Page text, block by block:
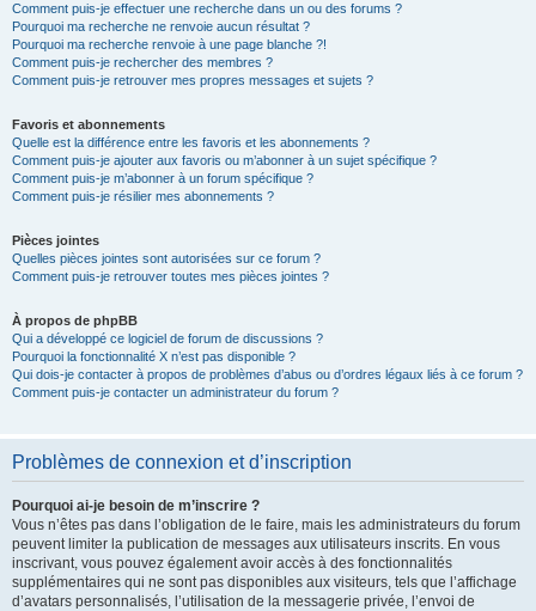
Comment puis-je effectuer une recherche dans un ou des forums ?
Pourquoi ma recherche ne renvoie aucun résultat ?
Pourquoi ma recherche renvoie à une page blanche ?!
Comment puis-je rechercher des membres ?
Comment puis-je retrouver mes propres messages et sujets ?
Favoris et abonnements
Quelle est la différence entre les favoris et les abonnements ?
Comment puis-je ajouter aux favoris ou m’abonner à un sujet spécifique ?
Comment puis-je m’abonner à un forum spécifique ?
Comment puis-je résilier mes abonnements ?
Pièces jointes
Quelles pièces jointes sont autorisées sur ce forum ?
Comment puis-je retrouver toutes mes pièces jointes ?
À propos de phpBB
Qui a développé ce logiciel de forum de discussions ?
Pourquoi la fonctionnalité X n’est pas disponible ?
Qui dois-je contacter à propos de problèmes d’abus ou d’ordres légaux liés à ce forum ?
Comment puis-je contacter un administrateur du forum ?
Problèmes de connexion et d’inscription
Pourquoi ai-je besoin de m’inscrire ?
Vous n’êtes pas dans l’obligation de le faire, mais les administrateurs du forum
peuvent limiter la publication de messages aux utilisateurs inscrits. En vous
inscrivant, vous pouvez également avoir accès à des fonctionnalités
supplémentaires qui ne sont pas disponibles aux visiteurs, tels que l’affichage
d’avatars personnalisés, l’utilisation de la messagerie privée, l’envoi de